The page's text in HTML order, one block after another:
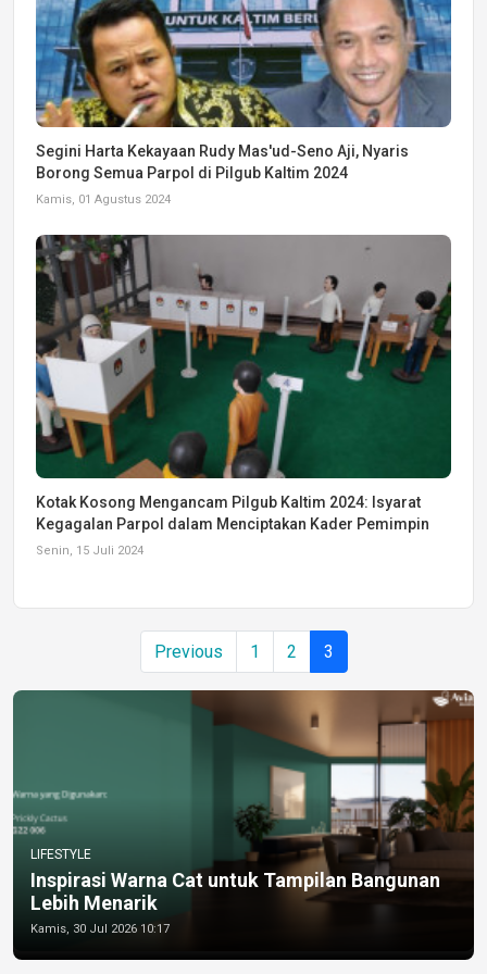
Segini Harta Kekayaan Rudy Mas'ud-Seno Aji, Nyaris
Borong Semua Parpol di Pilgub Kaltim 2024
Kamis, 01 Agustus 2024
Kotak Kosong Mengancam Pilgub Kaltim 2024: Isyarat
Kegagalan Parpol dalam Menciptakan Kader Pemimpin
Senin, 15 Juli 2024
Previous 1 2 3
LIFESTYLE
Inspirasi Warna Cat untuk Tampilan Bangunan
Lebih Menarik
Kamis, 30 Jul 2026 10:17